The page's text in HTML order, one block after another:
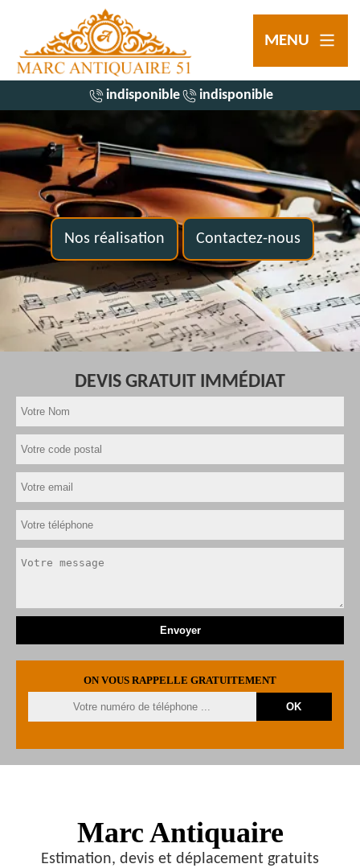
MENU
indisponible indisponible
Nos réalisation Contactez-nous
DEVIS GRATUIT IMMÉDIAT
ON VOUS RAPPELLE GRATUITEMENT
Marc Antiquaire
Estimation, devis et déplacement gratuits